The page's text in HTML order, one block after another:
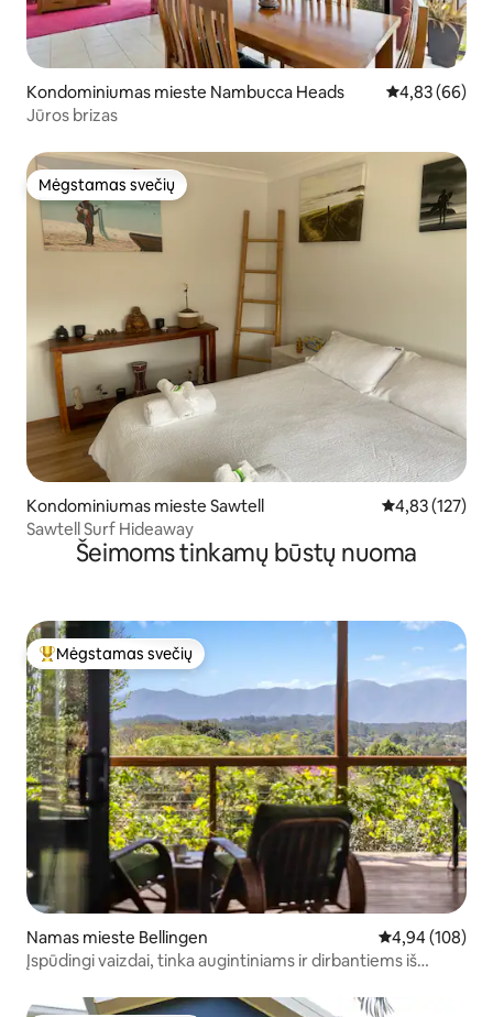
Kondominiumas mieste Nambucca Heads Vidutinis
4,83 (66)
Jūros brizas
Mėgstamas svečių
Mėgstamas svečių
Kondominiumas mieste Sawtell Vidutinis
4,83 (127)
Sawtell Surf Hideaway
Šeimoms tinkamų būstų nuoma
Svečių mėgstamiausias
Mėgstamas svečių
Namas mieste Bellingen Vidutinis
4,94 (108)
Įspūdingi vaizdai, tinka augintiniams ir dirbantiems iš